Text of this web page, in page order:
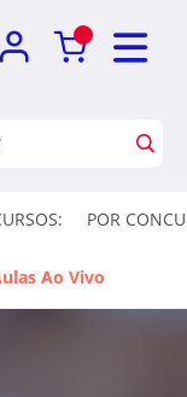
POR
Ao Vivo